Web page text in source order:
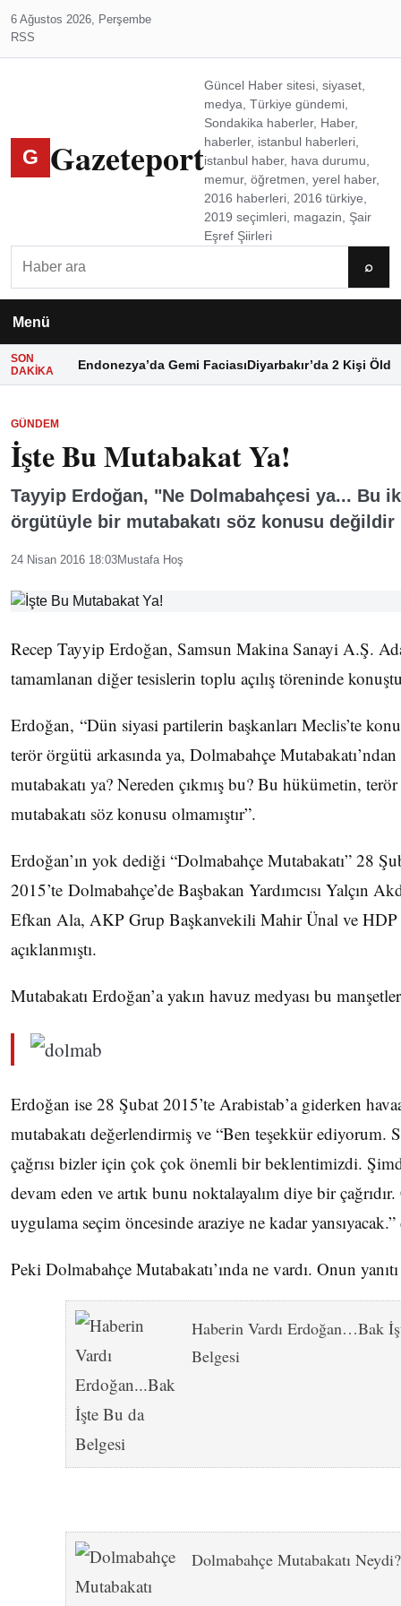
6 Ağustos 2026, Perşembe
RSS
G Gazeteport
Güncel Haber sitesi, siyaset,
medya, Türkiye gündemi,
Sondakika haberler, Haber,
haberler, istanbul haberleri,
istanbul haber, hava durumu,
memur, öğretmen, yerel haber,
2016 haberleri, 2016 türkiye,
2019 seçimleri, magazin, Şair
Eşref Şiirleri
⌕
Menü
SON
DAKIKA
Endonezya’da Gemi FaciasıDiyarbakır’da 2 Kişi Öldü
GÜNDEM
İşte Bu Mutabakat Ya!
Tayyip Erdoğan, "Ne Dolmabahçesi ya... Bu
örgütüyle bir mutabakatı söz konusu değildir
24 Nisan 2016 18:03Mustafa Hoş
Recep Tayyip Erdoğan, Samsun Makina Sanayi A.Ş.
tamamlanan diğer tesislerin toplu açılış töreninde
Erdoğan, “Dün siyasi partilerin başkanları Meclis’te
terör örgütü arkasında ya, Dolmabahçe
mutabakatı ya? Nereden çıkmış bu? Bu hükümetin,
mutabakatı söz konusu olmamıştır”.
Erdoğan’ın yok dediği “Dolmabahçe Mutabakatı” 28
2015’te Dolmabahçe’de Başbakan Yardımcısı Yalçın
Efkan Ala, AKP Grup Başkanvekili Mahir Ünal ve HDP
açıklanmıştı.
Mutabakatı Erdoğan’a yakın havuz medyası bu
Erdoğan ise 28 Şubat 2015’te Arabistab’a giderken
mutabakatı değerlendirmiş ve “Ben teşekkür ediyorum.
çağrısı bizler için çok çok önemli bir beklentimizdi.
devam eden ve artık bunu noktalayalım diye bir
uygulama seçim öncesinde araziye ne kadar
Peki Dolmabahçe Mutabakatı’ında ne vardı. Onun
Haberin Vardı Erdoğan…Bak
Belgesi
Dolmabahçe Mutabakatı Neydi?